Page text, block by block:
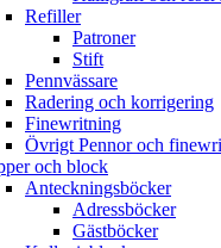
Refiller
Patroner
Stift
Pennvässare
Radering och korrigering
Finewritning
Övrigt Pennor och
och block
Anteckningsböcker
Adressböcker
Gästböcker